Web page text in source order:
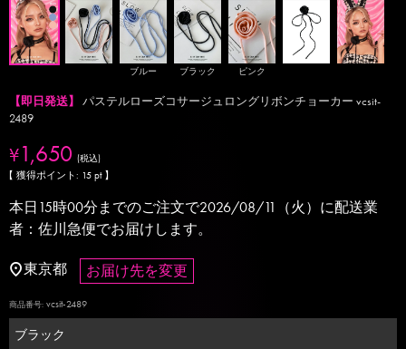
ブルー ブラック ピンク
【即日発送】
パステルローズコサージュロングリボンチョーカー vcsit-
2489
¥1,650 税込
【 獲得ポイント: 15 pt 】
本日15時00分までのご注文で2026/08/11（火） に配送業
者：佐川急便でお届けします。
東京都 お届け先を変更
商品番号 vcsit-2489
ブラック